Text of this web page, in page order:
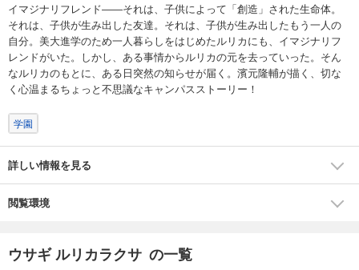
イマジナリフレンド――それは、子供によって「創造」された生命体。
それは、子供が生み出した友達。それは、子供が生み出したもう一人の
自分。美大進学のため一人暮らしをはじめたルリカにも、イマジナリフ
レンドがいた。しかし、ある事情からルリカの元を去っていった。そん
なルリカのもとに、ある日突然の知らせが届く。濱元隆輔が描く、切な
く心温まるちょっと不思議なキャンパスストーリー！
学園
詳しい情報を見る
閲覧環境
ウサギ ルリカラクサ の一覧